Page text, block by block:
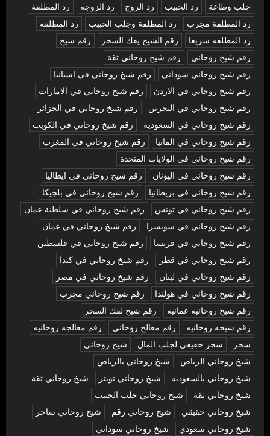
جلب وطاعة
رد الحبيب رد الزوج رد الزوجه
رد المطلقة
رد المطلقة مجرب
رد المطلقة وجلب الحبيب
رد المطلقه
رد المطلقه سريعا
رقم الشيخ يفك السحر
رقم شيخ
رقم شيخ روحاني
رقم شيخ روحاني ثقة
رقم شيخ روحاني سوداني
رقم شيخ روحاني في اسبانيا
رقم شيخ روحاني في الاردن
رقم شيخ روحاني في الامارات
رقم شيخ روحاني في البحرين
رقم شيخ روحاني في الجزائر
رقم شيخ روحاني في السعودية
رقم شيخ روحاني في الكويت
رقم شيخ روحاني في المانيا
رقم شيخ روحاني في المغرب
رقم شيخ روحاني في الولايات المتحدة
رقم شيخ روحاني في اليونان
رقم شيخ روحاني في ايطاليا
رقم شيخ روحاني في بريطانيا
رقم شيخ روحاني في بلجيكا
رقم شيخ روحاني في تونس
رقم شيخ روحاني في سلطنة عمان
رقم شيخ روحاني في سويسرا
رقم شيخ روحاني في عمان
رقم شيخ روحاني في فرنسا
رقم شيخ روحاني في فلسطين
رقم شيخ روحاني في قطر
رقم شيخ روحاني في كندا
رقم شيخ روحاني في لبنان
رقم شيخ روحاني في مصر
رقم شيخ روحاني في هولندا
رقم شيخ روحاني مجرب
رقم شيخ روحانيه عمانيه
رقم شيخ لفك السحر
رقم شيخه روحانيه
رقم معالج روحاني
رقم معالجه روحانيه
سحر
سحر حقيقي لجلب المال
شيخ روحاني
شيخ روحاني الرياض
شيخ روحاني بالرياض
شيخ روحاني بالسعوديه
شيخ روحاني تويتر
شيخ روحاني ثقة
شيخ روحاني ثقه
شيخ روحاني جلب الحبيب
شيخ روحاني حقيقي
شيخ روحاني رقم
شيخ روحاني ساحر
شيخ روحاني سعودي
شيخ روحاني سوداني